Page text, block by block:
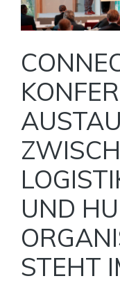
UND
STEHT